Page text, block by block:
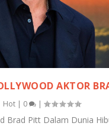
AKTOR
Hot | 0 |
Brad Pitt Dalam Dunia